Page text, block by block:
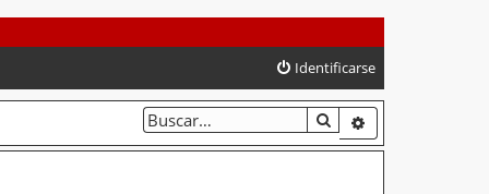
Identificarse
BUSCAR